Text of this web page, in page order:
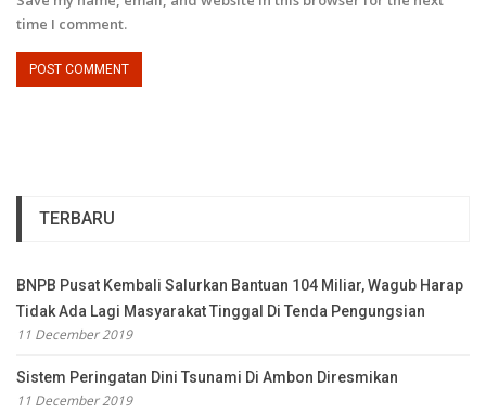
time I comment.
TERBARU
BNPB Pusat Kembali Salurkan Bantuan 104 Miliar, Wagub Harap
Tidak Ada Lagi Masyarakat Tinggal Di Tenda Pengungsian
11 December 2019
Sistem Peringatan Dini Tsunami Di Ambon Diresmikan
11 December 2019